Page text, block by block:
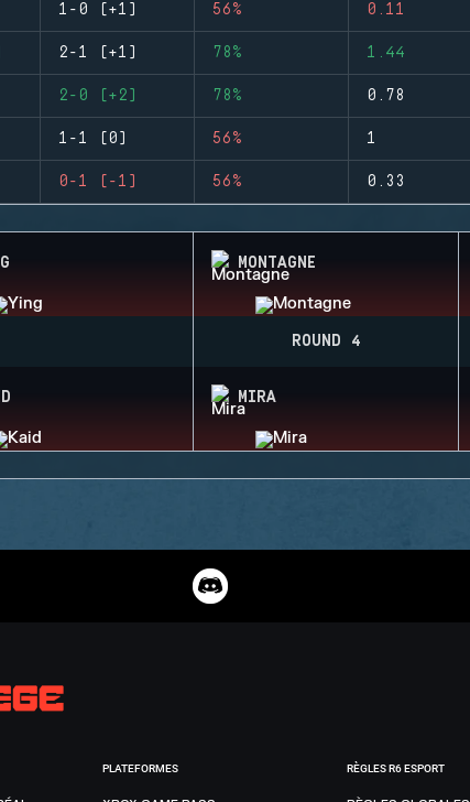
1-0 (+1) 56% 0.11
2-1 (+1) 78% 1.44
2-0 (+2) 78% 0.78
1-1 (0) 56% 1
0-1 (-1) 56% 0.33
MONTAGNE
ROUND 4
MIRA
PLATEFORMES RÈGLES R6 ESPORT